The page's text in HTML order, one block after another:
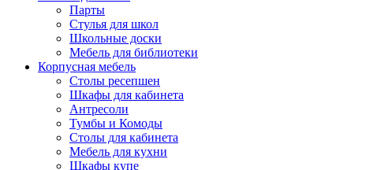
Парты
Стулья для школ
Школьные доски
Мебель для библиотеки
Корпусная мебель
Столы ресепшен
Шкафы для кабинета
Антресоли
Тумбы и Комоды
Столы для кабинета
Мебель для кухни
Шкафы купе